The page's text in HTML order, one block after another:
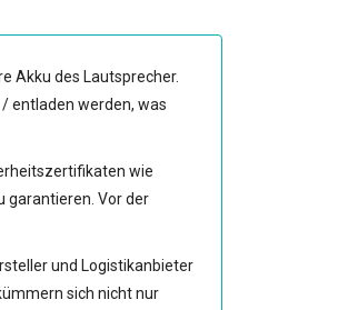
Akku des Lautsprecher.
entladen werden, was
wie
garantieren. Vor der
und Logistikanbieter
sich nicht nur